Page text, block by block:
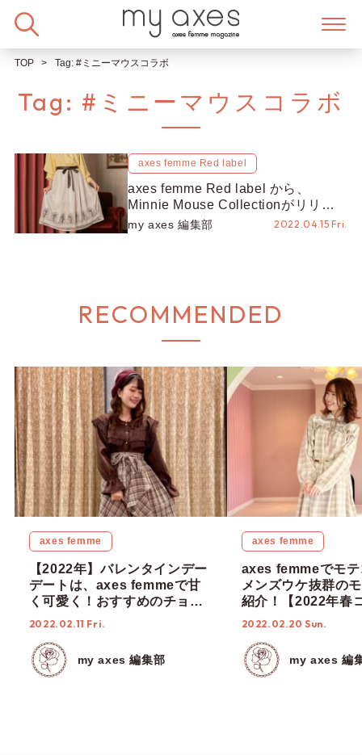
TOP Tag: #ミニーマウスコラボ
Tag: #ミニーマウスコラボ
axes femme Red label
axes femme Red label から、
Minnie Mouse Collectionがリリー
ス♡
my axes 編集部 2022.04.15 Fri.
RECOMMENDED
axes femme
【2022年】バレンタインデー
デートは、axes femmeで甘
く可愛く！おすすめのチョコ
レートコーデ5選！
2022.02.11 Fri.
my axes 編集部
axes femme
axes femmeでモ
メンズウケ抜群の
紹介！【2022年春
2022.02.20 Sun.
my axes 編